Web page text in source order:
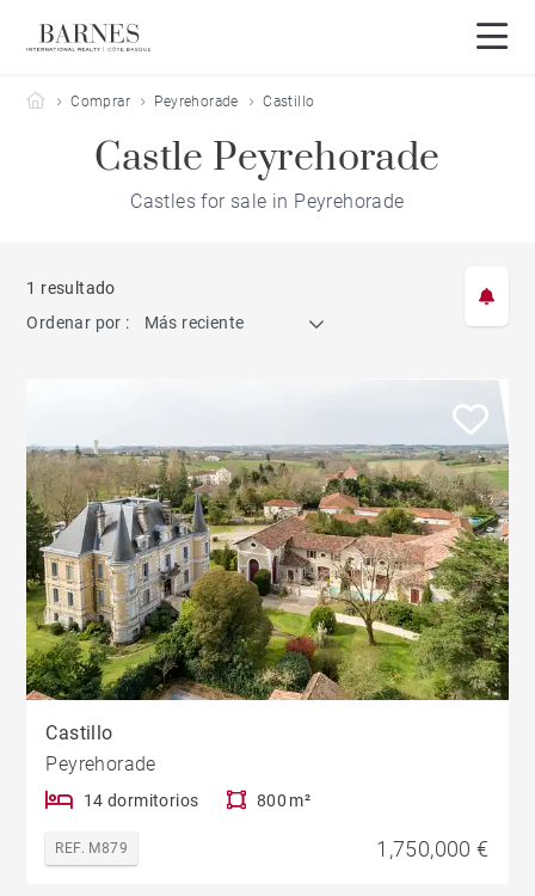
Barnes Côte Basque
Comprar Peyrehorade Castillo
Castle Peyrehorade
Castles for sale in Peyrehorade
1 resultado
Ordenar por :
Más reciente
Castillo
Peyrehorade
14 dormitorios 800 m²
REF. M879 1,750,000 €